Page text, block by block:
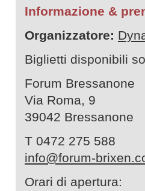
Informazione &
Organizzatore:
Biglietti disponibili
Forum Bressanone
Via Roma, 9
39042 Bressanone
T 0472 275 588
info@forum-
Orari di apertura: